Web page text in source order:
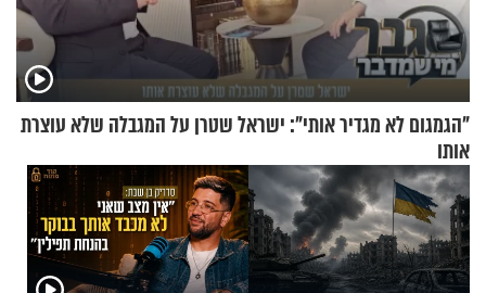
"הגמגום לא מגדיר אותי": ישראל שטרן על המגבלה שלא עוצרת
אותו